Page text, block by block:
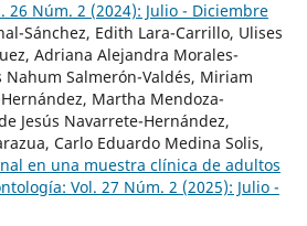
26 Núm. 2 (2024): Julio - Diciembre
Sánchez, Edith Lara-Carrillo, Ulises
Adriana Alejandra Morales-
Nahum Salmerón-Valdés, Miriam
Martha Mendoza-
Jesús Navarrete-Hernández,
Carlo Eduardo Medina Solis,
en una muestra clínica de adultos
Vol. 27 Núm. 2 (2025): Julio -